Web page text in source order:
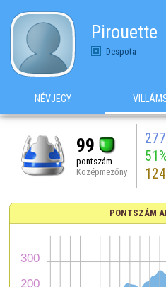
Pirouette
Despota
NÉVJEGY
99
pontszám
Középmezőny
51%
124
PONTSZÁM